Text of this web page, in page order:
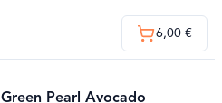
6,00 €
Green Pearl Avocado